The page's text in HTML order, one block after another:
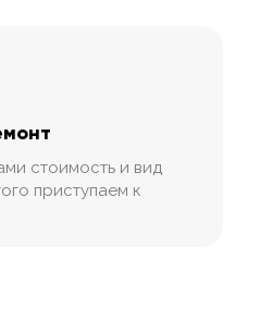
стоимость и вид
приступаем к